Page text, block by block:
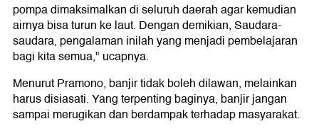
pompa dimaksimalkan di seluruh daerah agar kemudian
airnya bisa turun ke laut. Dengan demikian, Saudara-
saudara, pengalaman inilah yang menjadi pembelajaran
bagi kita semua," ucapnya.
Menurut Pramono, banjir tidak boleh dilawan, melainkan
harus disiasati. Yang terpenting baginya, banjir jangan
sampai merugikan dan berdampak terhadap masyarakat.